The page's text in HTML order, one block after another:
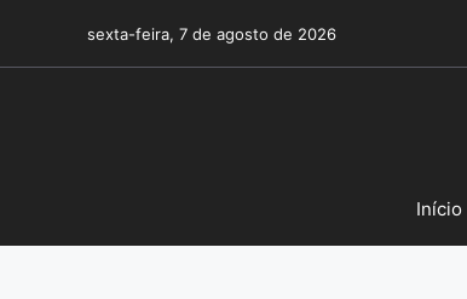
o
sexta-feira, 7 de agosto de 2026
Início